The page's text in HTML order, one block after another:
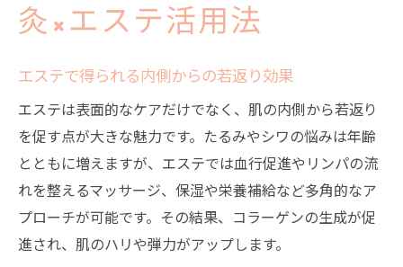
灸×エステ活用法
エステで得られる内側からの若返り効果
エステは表面的なケアだけでなく、肌の内側から若返り
を促す点が大きな魅力です。たるみやシワの悩みは年齢
とともに増えますが、エステでは血行促進やリンパの流
れを整えるマッサージ、保湿や栄養補給など多角的なア
プローチが可能です。その結果、コラーゲンの生成が促
進され、肌のハリや弾力がアップします。